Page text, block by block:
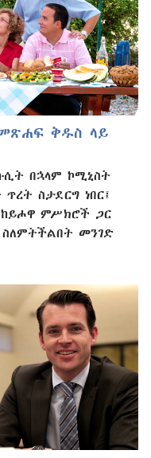
ቅዱስ ላይ
በኋላም ኮሚኒስት
ስታደርግ ነበር፤
ከይሖዋ ምሥክሮች ጋር
መንገድ